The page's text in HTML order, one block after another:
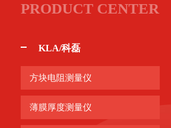
PRODUCT CENTER
KLA/科磊
方块电阻测量仪
薄膜厚度测量仪